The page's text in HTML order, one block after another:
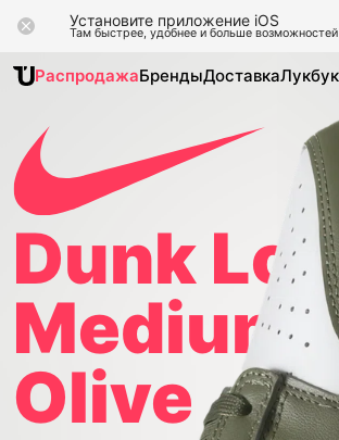
Установите приложение iOS
Там быстрее, удобнее и больше возможностей
РаспродажаБрендыДоставкаЛукбук
Dunk
Medium
Olive